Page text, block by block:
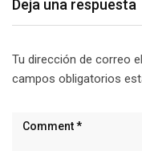
Deja una respuesta
Tu dirección de correo
campos obligatorios